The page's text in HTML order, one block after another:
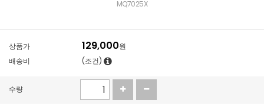
MQ7025X
상품가 129,000원
배송비
(조건)
수량